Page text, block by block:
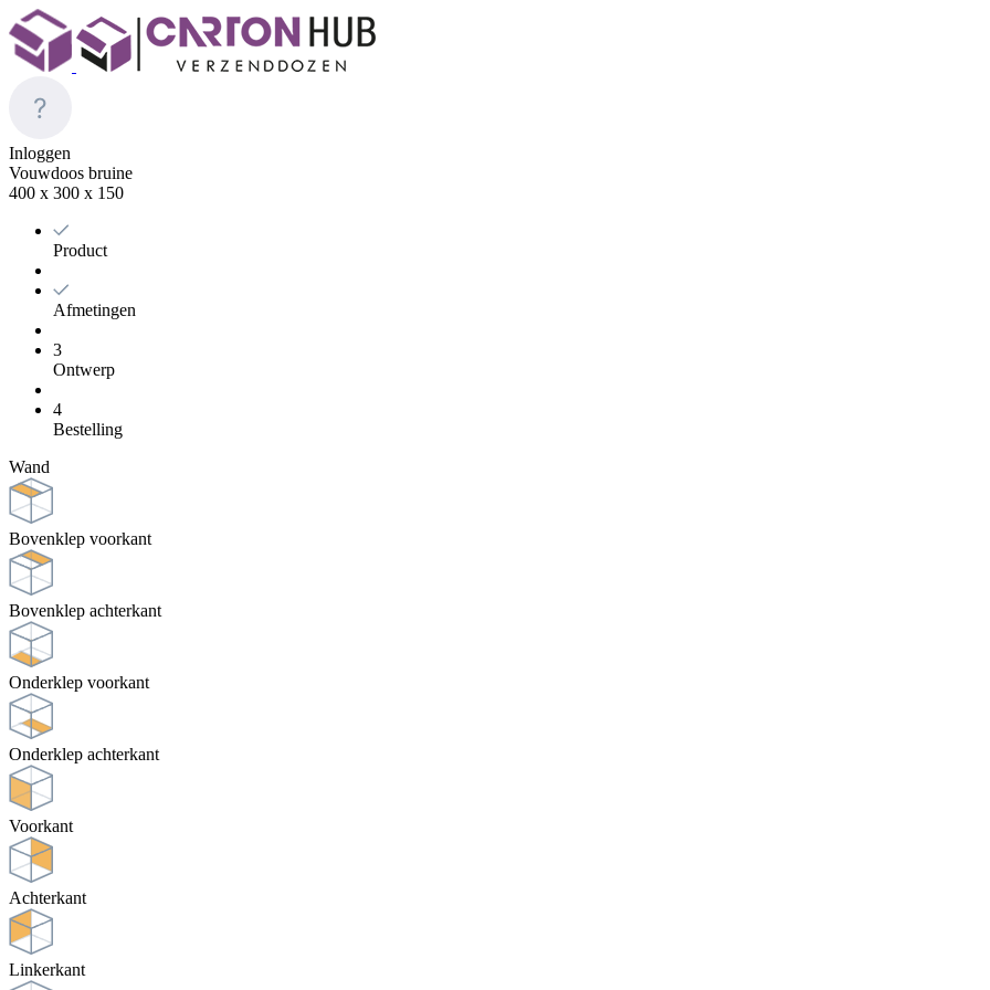
Inloggen
Vouwdoos bruine
400 x 300 x 150
Product
Afmetingen
3
Ontwerp
4
Bestelling
Wand
Bovenklep voorkant
Bovenklep achterkant
Onderklep voorkant
Onderklep achterkant
Voorkant
Achterkant
Linkerkant